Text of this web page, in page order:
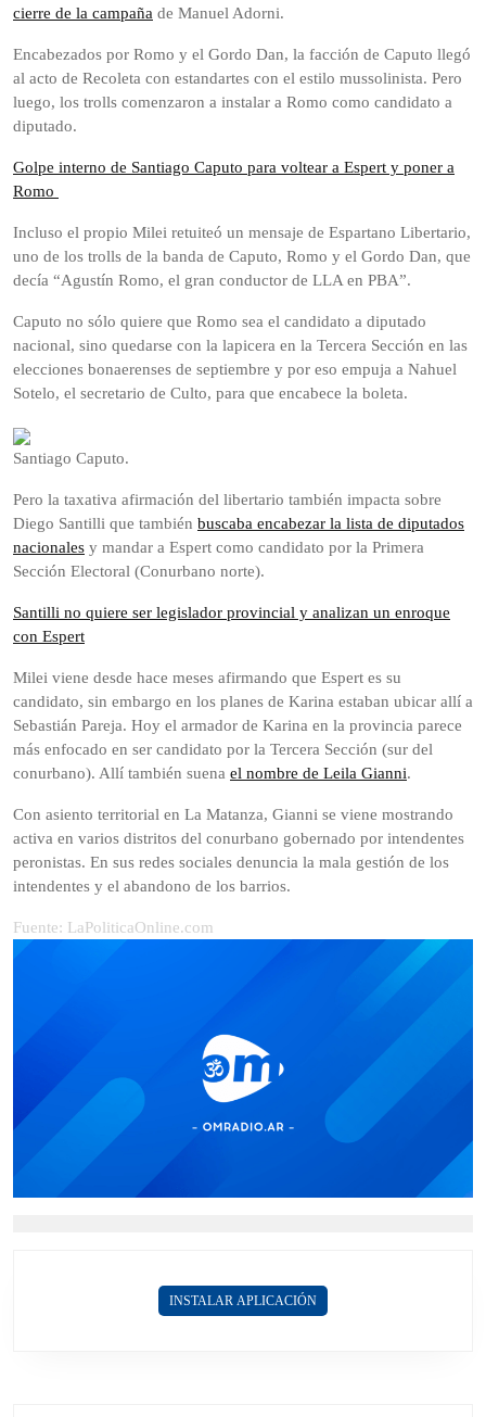
cierre de la campaña de Manuel Adorni.
Encabezados por Romo y el Gordo Dan, la facción de Caputo llegó
al acto de Recoleta con estandartes con el estilo mussolinista. Pero
luego, los trolls comenzaron a instalar a Romo como candidato a
diputado.
Golpe interno de Santiago Caputo para voltear a Espert y poner a
Romo
Incluso el propio Milei retuiteó un mensaje de Espartano Libertario,
uno de los trolls de la banda de Caputo, Romo y el Gordo Dan, que
decía “Agustín Romo, el gran conductor de LLA en PBA”.
Caputo no sólo quiere que Romo sea el candidato a diputado
nacional, sino quedarse con la lapicera en la Tercera Sección en las
elecciones bonaerenses de septiembre y por eso empuja a Nahuel
Sotelo, el secretario de Culto, para que encabece la boleta.
Santiago Caputo.
Pero la taxativa afirmación del libertario también impacta sobre
Diego Santilli que también buscaba encabezar la lista de diputados
nacionales y mandar a Espert como candidato por la Primera
Sección Electoral (Conurbano norte).
Santilli no quiere ser legislador provincial y analizan un enroque
con Espert
Milei viene desde hace meses afirmando que Espert es su
candidato, sin embargo en los planes de Karina estaban ubicar allí a
Sebastián Pareja. Hoy el armador de Karina en la provincia parece
más enfocado en ser candidato por la Tercera Sección (sur del
conurbano). Allí también suena el nombre de Leila Gianni.
Con asiento territorial en La Matanza, Gianni se viene mostrando
activa en varios distritos del conurbano gobernado por intendentes
peronistas. En sus redes sociales denuncia la mala gestión de los
intendentes y el abandono de los barrios.
Fuente: LaPoliticaOnline.com
INSTALAR APLICACIÓN